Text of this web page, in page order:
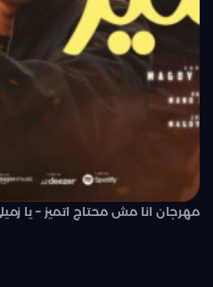
مهرجان انا مش محتاج اتميز – يا